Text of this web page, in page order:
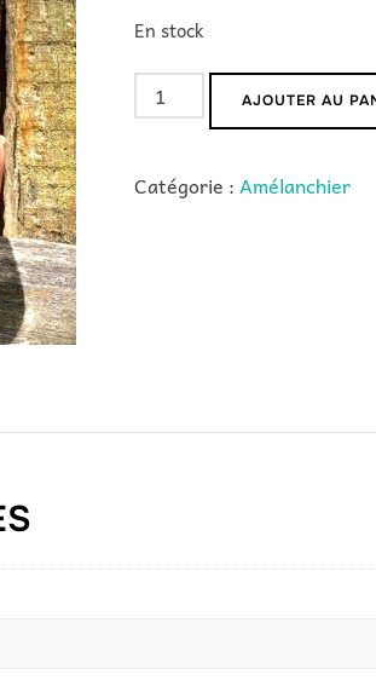
En stock
quantité
de
AJOUTER AU
Catégorie :Amélanchier